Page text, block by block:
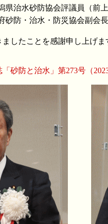
県治水砂防協会評議員（前上
砂防・治水・防災協会副会長
したことを感謝申し上げま
砂防と治水」第273号（